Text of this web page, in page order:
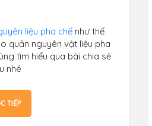
liệu pha chếnhư thế
quản nguyên vật liệu pha
tìm hiểu qua bài chia sẻ
nhé
TIẾP